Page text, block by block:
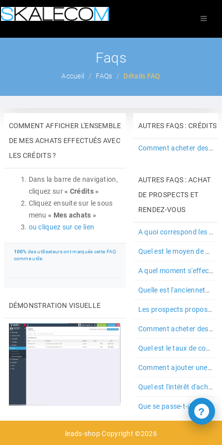
Faqs
Accueil FAQs Détails FAQ
COMMENT AFFICHER L'ENSEMBLE
DE MES ACHATS EFFECTUÉS AVEC
LES CRÉDITS ?
Dans la barre de navigation,
cliquez sur« Crédits »
Cliquez ensuite sur le sous
menu « Mes achats »
ou cliquez sur ce lien
100% des utilisateurs ont marqués cette FAQ
comme utile.
DÉMONSTRATION VISUELLE
AUTRES FAQS : CRÉDITS
Comment acheter des crédits ?
AUTRES FAQS : ACHAT
DE PROSPECTS ET
RENDEZ-VOUS
A quoi correspond les deux formules disponibles dans la salle des m...
Quel est le moyen de paiement utilisé pour les campagnes ?
A quel moment s'effectue la livraison des prospects sur les command...
Quelle est l'ancienneté maximum des prospects livrés sur les campag...
Les prospects proposés dans la salle des marchés sont-ils qualifiés ?
Comment acheter des crédits ?
Quel est le taux de conversion pour 1 crédit ?
Comment ajouter une nouvelle campagne ?
Quel est l'intérêt d'acheter des crédits ?
Que se passe-t-il si j'ai des campagnes activées mais plus suffisam...
leads-shop Copyright ©2026
?